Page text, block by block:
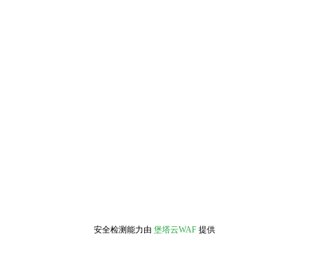
安全检测能力由 堡塔云WAF 提供